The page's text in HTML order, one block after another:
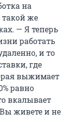
на
такой же
— Я теперь
работать
и то
где
выжимает
равно
вкалывает
живете и не